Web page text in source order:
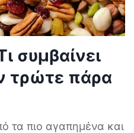
συμβαίνει
τρώτε πάρα
τα πιο αγαπημένα και